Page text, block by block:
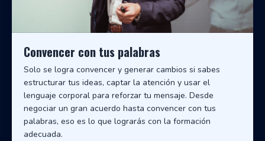
Convencer con tus palabras
Solo se logra convencer y generar cambios si sabes
estructurar tus ideas, captar la atención y usar el
lenguaje corporal para reforzar tu mensaje. Desde
negociar un gran acuerdo hasta convencer con tus
palabras, eso es lo que lograrás con la formación
adecuada.